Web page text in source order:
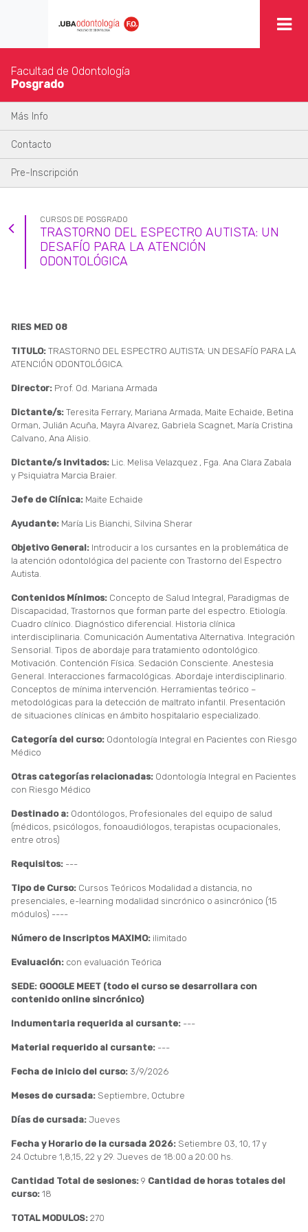
Facultad de Odontología
Posgrado
Más Info
Contacto
Pre-Inscripción
CURSOS DE POSGRADO
TRASTORNO DEL ESPECTRO AUTISTA: UN
DESAFÍO PARA LA ATENCIÓN
ODONTOLÓGICA
RIES MED 08
TITULO: TRASTORNO DEL ESPECTRO AUTISTA: UN DESAFÍO PARA LA
ATENCIÓN ODONTOLÓGICA.
Director: Prof. Od. Mariana Armada
Dictante/s: Teresita Ferrary, Mariana Armada, Maite Echaide, Betina
Orman, Julián Acuña, Mayra Alvarez, Gabriela Scagnet, María Cristina
Calvano, Ana Alisio.
Dictante/s Invitados: Lic. Melisa Velazquez , Fga. Ana Clara Zabala
y Psiquiatra Marcia Braier.
Jefe de Clínica: Maite Echaide
Ayudante: María Lis Bianchi, Silvina Sherar
Objetivo General: Introducir a los cursantes en la problemática de
la atención odontológica del paciente con Trastorno del Espectro
Autista.
Contenidos Mínimos: Concepto de Salud Integral, Paradigmas de
Discapacidad, Trastornos que forman parte del espectro. Etiología.
Cuadro clínico. Diagnóstico diferencial. Historia clínica
interdisciplinaria. Comunicación Aumentativa Alternativa. Integración
Sensorial. Tipos de abordaje para tratamiento odontológico.
Motivación. Contención Física. Sedación Consciente. Anestesia
General. Interacciones farmacológicas. Abordaje interdisciplinario.
Conceptos de mínima intervención. Herramientas teórico –
metodológicas para la detección de maltrato infantil. Presentación
de situaciones clínicas en ámbito hospitalario especializado.
Categoría del curso: Odontología Integral en Pacientes con Riesgo
Médico
Otras categorías relacionadas: Odontología Integral en Pacientes
con Riesgo Médico
Destinado a: Odontólogos, Profesionales del equipo de salud
(médicos, psicólogos, fonoaudiólogos, terapistas ocupacionales,
entre otros)
Requisitos: ---
Tipo de Curso: Cursos Teóricos Modalidad a distancia, no
presenciales, e-learning modalidad sincrónico o asincrónico (15
módulos) ----
Número de Inscriptos MAXIMO: ilimitado
Evaluación: con evaluación Teórica
SEDE: GOOGLE MEET (todo el curso se desarrollara con
contenido online sincrónico)
Indumentaria requerida al cursante: ---
Material requerido al cursante: ---
Fecha de inicio del curso: 3/9/2026
Meses de cursada: Septiembre, Octubre
Días de cursada: Jueves
Fecha y Horario de la cursada 2026: Setiembre 03, 10, 17 y
24.Octubre 1,8,15, 22 y 29. Jueves de 18:00 a 20:00 hs.
Cantidad Total de sesiones: 9 Cantidad de horas totales del
curso: 18
TOTAL MODULOS: 270